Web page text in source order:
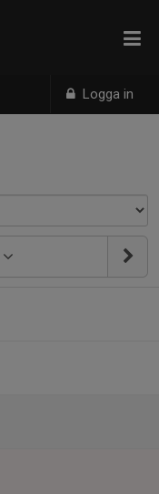
Logga in